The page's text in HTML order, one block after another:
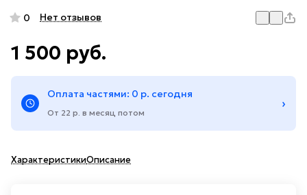
0 Нет отзывов
1 500 руб.
Оплата частями: 0 р. сегодня
От 22 р. в месяц потом
›
ХарактеристикиОписание